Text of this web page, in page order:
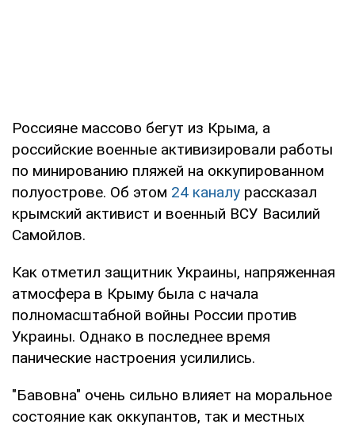
Россияне массово бегут из Крыма, а
российские военные активизировали работы
по минированию пляжей на оккупированном
полуострове. Об этом 24 каналу рассказал
крымский активист и военный ВСУ Василий
Самойлов.
Как отметил защитник Украины, напряженная
атмосфера в Крыму была с начала
полномасштабной войны России против
Украины. Однако в последнее время
панические настроения усилились.
"Бавовна" очень сильно влияет на моральное
состояние как оккупантов, так и местных